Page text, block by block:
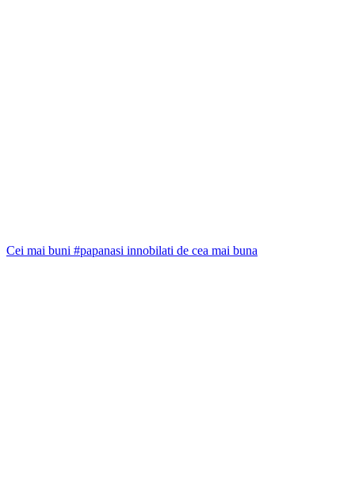
Cei mai buni #papanasi innobilati de cea mai buna